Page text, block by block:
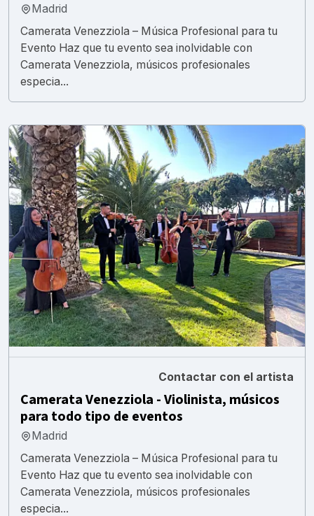
Madrid
Camerata Venezziola – Música Profesional para tu
Evento Haz que tu evento sea inolvidable con
Camerata Venezziola, músicos profesionales
especia...
Contactar con el artista
Camerata Venezziola - Violinista, músicos
para todo tipo de eventos
Madrid
Camerata Venezziola – Música Profesional para tu
Evento Haz que tu evento sea inolvidable con
Camerata Venezziola, músicos profesionales
especia...